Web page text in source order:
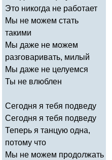
Это никогда не работает
Мы не можем стать
такими
Мы даже не можем
разговаривать, милый
Мы даже не целуемся
Ты не влюблен
Сегодня я тебя подведу
Сегодня я тебя подведу
Теперь я танцую одна,
потому что
Мы не можем продолжать